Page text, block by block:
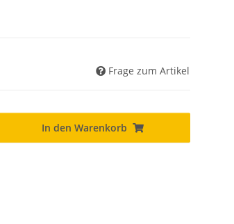
Frage zum Artikel
In den Warenkorb